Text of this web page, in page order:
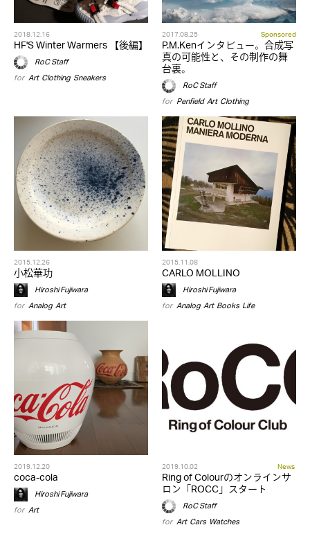
2018.12.16
HF'S Winter Warmers 【後編】
RoC Staff
for Art,Clothing,Sneakers
2017.08.25 Sponsored
P.M.Kenインタビュー。合成写
真の可能性と、その制作の舞
台裏。
RoC Staff
for Penfield,Art,Clothing
2015.12.26
小松華功
Hiroshi Fujiwara
for Analog,Art
2015.11.08
CARLO MOLLINO
Hiroshi Fujiwara
for Analog,Art,Books,Life
2019.12.20
coca-cola
Hiroshi Fujiwara
for Art
2019.10.02 News
Ring of Colourのオンラインサ
ロン「ROCC」スタート
RoC Staff
for Art,Cars, Watches